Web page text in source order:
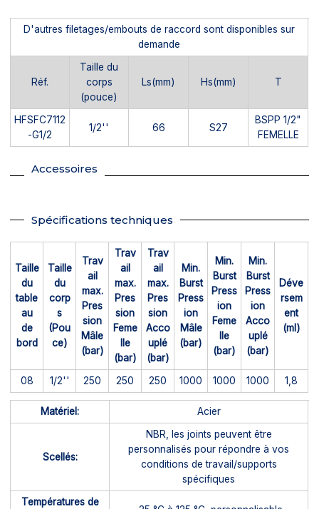
D'autres filetages/embouts de raccord sont disponibles sur
demande
Réf.
Taille du
corps
(pouce)
Ls(mm) Hs(mm) T
HFSFC7112
-G1/2
1/2'' 66 S27
BSPP 1/2"
FEMELLE
Accessoires
Spécifications techniques
Taille
du
table
au
de
bord
Taille
du
corp
s
(Pou
ce)
Trav
ail
max.
Pres
sion
Mâle
(bar)
Trav
ail
max.
Pres
sion
Feme
lle
(bar)
Trav
ail
max.
Pres
sion
Acco
uplé
(bar)
Min.
Burst
Press
ion
Mâle
(bar)
Min.
Burst
Press
ion
Feme
lle
(bar)
Min.
Burst
Press
ion
Acco
uplé
(bar)
Déve
rsem
ent
(ml)
08 1/2'' 250 250 250 1000 1000 1000 1,8
Matériel: Acier
Scellés:
NBR, les joints peuvent être
personnalisés pour répondre à vos
conditions de travail/supports
spécifiques
Températures de